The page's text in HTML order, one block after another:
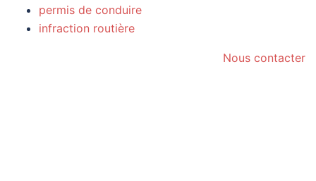
permis de conduire
infraction routière
Nous contacter